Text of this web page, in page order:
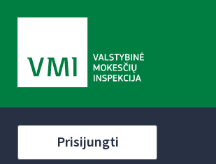
Prisijungti